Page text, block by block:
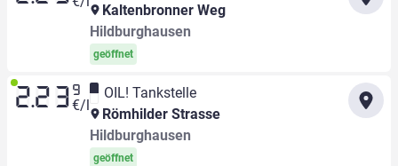
Kaltenbronner Weg
Hildburghausen
geöffnet
2.23 9
€/l
OIL! Tankstelle
Römhilder Strasse
Hildburghausen
geöffnet